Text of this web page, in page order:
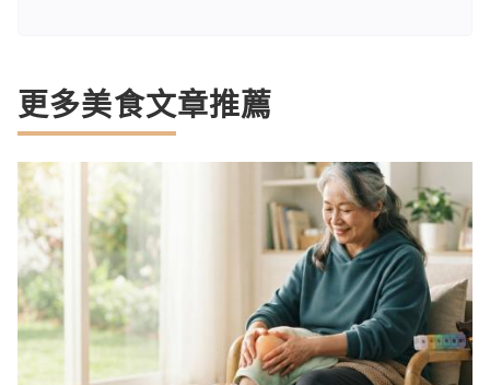
更多美食文章推薦